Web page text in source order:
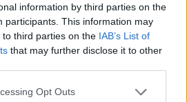
information by third parties on the
participants. This information may
third parties on the IAB’s List of
that may further disclose it to other
Opt Outs
dziecka –tłumaczy prof.
Lewiński.
bądź osoby dorosłej
GH, to po